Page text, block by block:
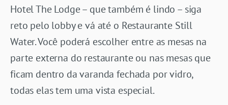
Hotel The Lodge – que também é lindo – siga
reto pelo lobby e vá até o Restaurante Still
Water. Você poderá escolher entre as mesas na
parte externa do restaurante ou nas mesas que
ficam dentro da varanda fechada por vidro,
todas elas tem uma vista especial.